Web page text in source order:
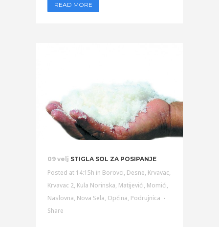
READ MORE
09 velj STIGLA SOL ZA POSIPANJE
Posted at 14:15h in Borovci, Desne, Krvavac,
Krvavac 2, Kula Norinska, Matijevići, Momići,
Naslovna, Nova Sela, Općina, Podrujnica
Share